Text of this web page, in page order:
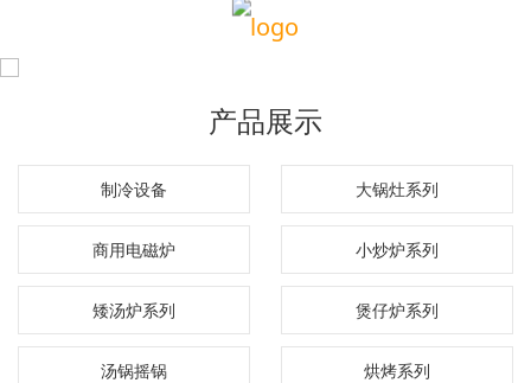
产品展示
制冷设备 大锅灶系列
商用电磁炉 小炒炉系列
矮汤炉系列 煲仔炉系列
汤锅摇锅 烘烤系列